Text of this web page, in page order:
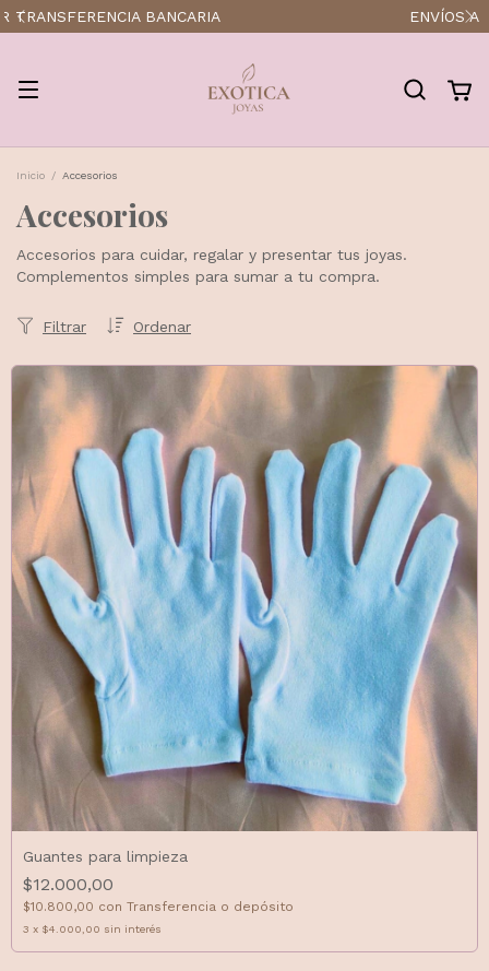
ENVÍOS A TODO EL PAÍS
Inicio / Accesorios
Accesorios
Accesorios para cuidar, regalar y presentar tus joyas.
Complementos simples para sumar a tu compra.
Ordenar
Filtrar
Guantes para limpieza
$12.000,00
$10.800,00 con Transferencia o depósito
3 x $4.000,00 sin interés